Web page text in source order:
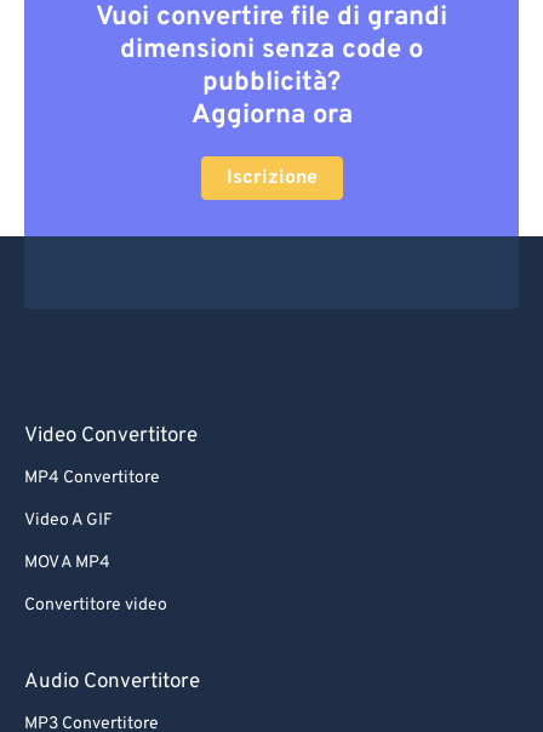
Vuoi convertire file di grandi
dimensioni senza code o
pubblicità?
Aggiorna ora
Iscrizione
Video Convertitore
MP4 Convertitore
Video A GIF
MOV A MP4
Convertitore video
Audio Convertitore
MP3 Convertitore